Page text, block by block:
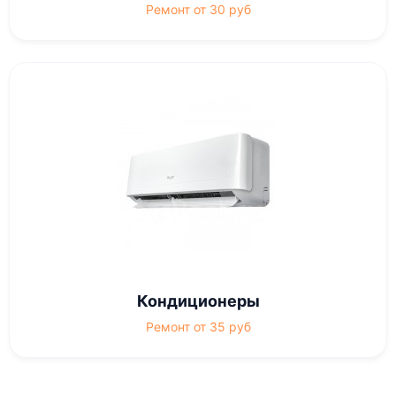
Ремонт от 30 руб
Кондиционеры
Ремонт от 35 руб